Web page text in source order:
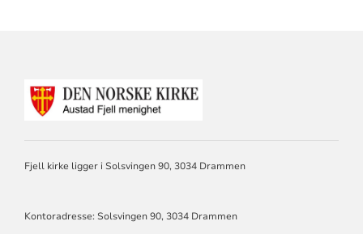
DRAMMEN
Fjell kirke ligger i Solsvingen 90, 3034 Drammen
Kontoradresse: Solsvingen 90, 3034 Drammen